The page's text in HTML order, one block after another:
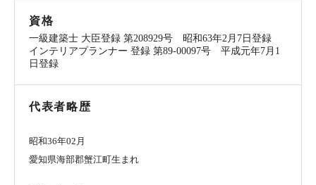
資格
一級建築士 大臣登録 第208929号 昭和63年2月7日登録
インテリアプランナー 登録 第89-00097号 平成元年7月1
日登録
代表者略歴
昭和36年02月
愛知県海部郡蟹江町生まれ